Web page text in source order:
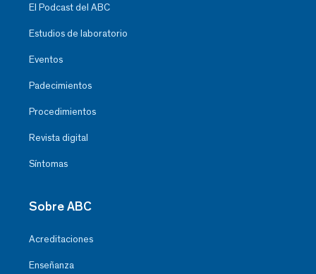
El Podcast del ABC
Estudios de laboratorio
Eventos
Padecimientos
Procedimientos
Revista digital
Síntomas
Sobre ABC
Acreditaciones
Enseñanza